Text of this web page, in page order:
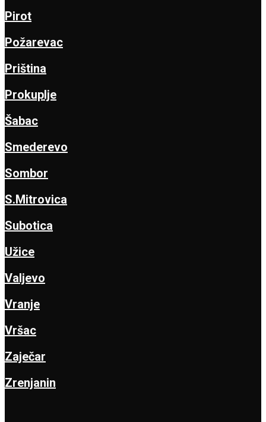
Pirot
Požarevac
Priština
Prokuplje
Šabac
Smederevo
Sombor
S.Mitrovica
Subotica
Užice
Valjevo
Vranje
Vršac
Zaječar
Zrenjanin